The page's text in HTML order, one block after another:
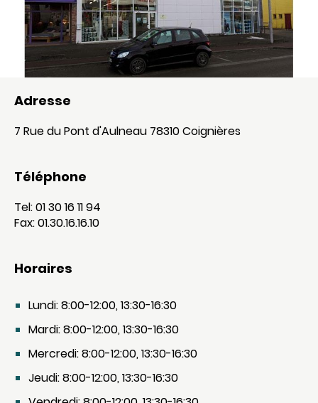
Adresse
7 Rue du Pont d'Aulneau 78310 Coignières
Téléphone
Tel: 01 30 16 11 94
Fax: 01.30.16.16.10
Horaires
Lundi: 8:00-12:00, 13:30-16:30
Mardi: 8:00-12:00, 13:30-16:30
Mercredi: 8:00-12:00, 13:30-16:30
Jeudi: 8:00-12:00, 13:30-16:30